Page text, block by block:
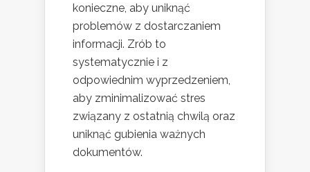
konieczne, aby uniknąć
problemów z dostarczaniem
informacji. Zrób to
systematycznie i z
odpowiednim wyprzedzeniem,
aby zminimalizować stres
związany z ostatnią chwilą oraz
uniknąć gubienia ważnych
dokumentów.